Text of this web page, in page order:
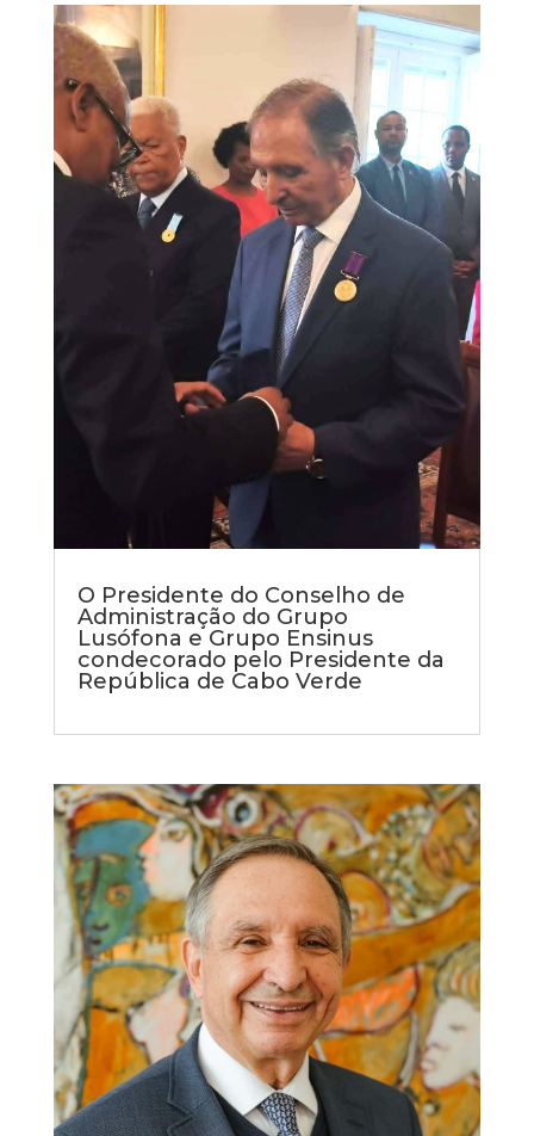
O Presidente do Conselho de
Administração do Grupo
Lusófona e Grupo Ensinus
condecorado pelo Presidente da
República de Cabo Verde